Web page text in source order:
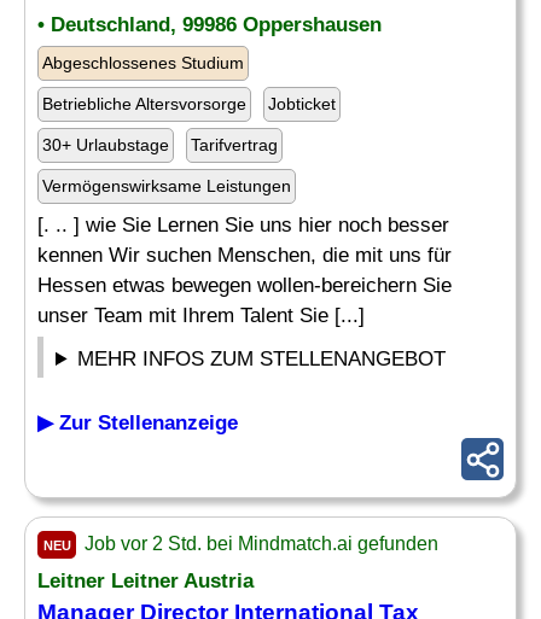
• Deutschland, 99986 Oppershausen
Abgeschlossenes Studium
Betriebliche Altersvorsorge Jobticket
30+ Urlaubstage Tarifvertrag
Vermögenswirksame Leistungen
[. .. ] wie Sie Lernen Sie uns hier noch besser
kennen Wir suchen Menschen, die mit uns für
Hessen etwas bewegen wollen-bereichern Sie
unser Team mit Ihrem Talent Sie [...]
MEHR INFOS ZUM STELLENANGEBOT
▶ Zur Stellenanzeige
NEU Job vor 2 Std. bei Mindmatch.ai gefunden
Leitner Leitner Austria
Manager Director International Tax